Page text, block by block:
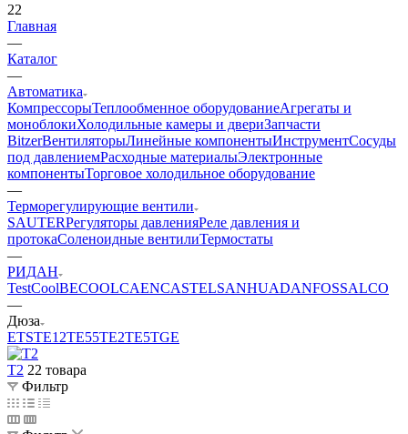
22
Главная
—
Каталог
—
Автоматика
КомпрессорыТеплообменное оборудованиеАгрегаты и
моноблокиХолодильные камеры и двериЗапчасти
BitzerВентиляторыЛинейные компонентыИнструментСосуды
под давлениемРасходные материалыЭлектронные
компонентыТорговое холодильное оборудование
—
Терморегулирующие вентили
SAUTERРегуляторы давленияРеле давления и
протокаСоленоидные вентилиТермостаты
—
РИДАН
TestCoolBECOOLCAENCASTELSANHUADANFOSSАLCO
—
Дюза
ETSTE12TE55ТЕ2TE5TGE
Т2 22 товара
Фильтр